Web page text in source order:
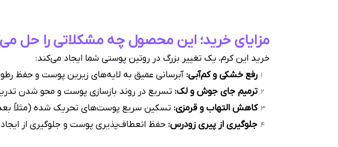
مزایای خرید؛ این محصول چه مشکلاتی را حل
خرید این کرم، یک تغییر بزرگ در روتین پوستی شما ایجاد می‌کند:
رفع خشکی و کم‌آبی: آبرسانی عمیق به لایه‌های زیرین پوست و حفظ
ترمیم جای جوش و لک: تسریع در روند بازسازی پوست و محو شدن
کاهش التهاب و قرمزی: تسکین سریع پوست‌های تحریک شده (مثلاً بعد
جلوگیری از پیری زودرس: حفظ انعطاف‌پذیری پوست و جلوگیری از